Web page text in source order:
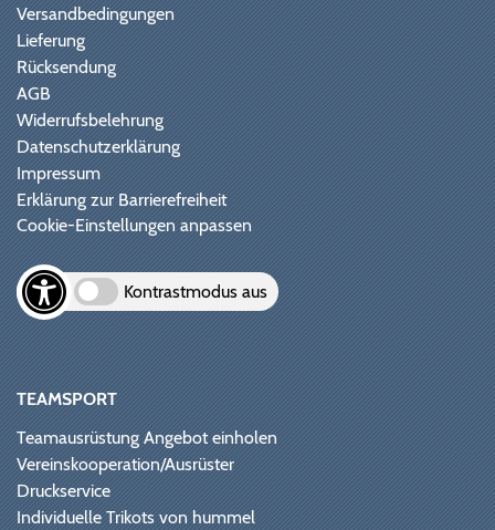
Versandbedingungen
Lieferung
Rücksendung
AGB
Widerrufsbelehrung
Datenschutzerklärung
Impressum
Erklärung zur Barrierefreiheit
Cookie-Einstellungen anpassen
Kontrastmodus aus
TEAMSPORT
Teamausrüstung Angebot einholen
Vereinskooperation/Ausrüster
Druckservice
Individuelle Trikots von hummel